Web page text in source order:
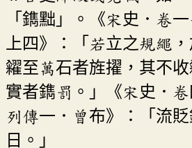
「鐫黜」。《宋史．卷
上四》：「若立之規繩
糴至萬石者旌擢，其不
實者鐫罰。」《宋史．
列傳一．曾布》：「流
日。」